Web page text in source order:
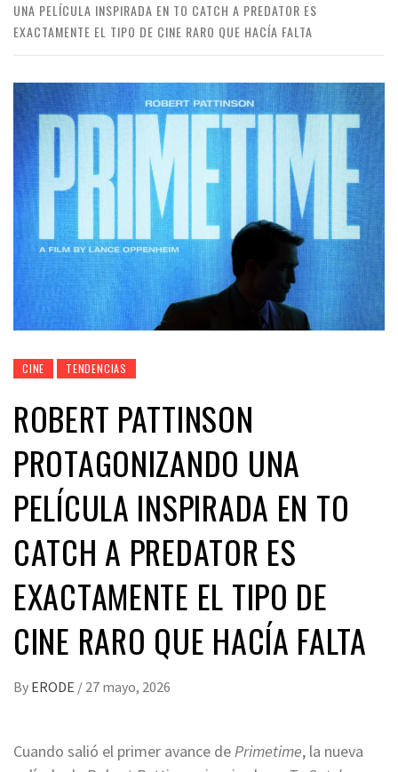
UNA PELÍCULA INSPIRADA EN TO CATCH A PREDATOR ES
EXACTAMENTE EL TIPO DE CINE RARO QUE HACÍA FALTA
CINE TENDENCIAS
ROBERT PATTINSON
PROTAGONIZANDO UNA
PELÍCULA INSPIRADA EN TO
CATCH A PREDATOR ES
EXACTAMENTE EL TIPO DE
CINE RARO QUE HACÍA FALTA
By ERODE / 27 mayo, 2026
Cuando salió el primer avance dePrimetime, la nueva